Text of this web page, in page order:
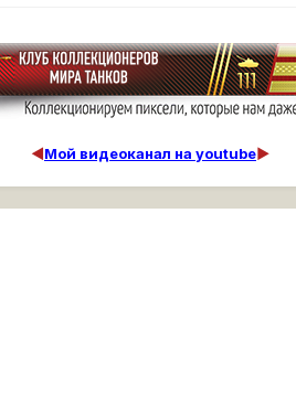
◄Мой видеоканал на youtube►